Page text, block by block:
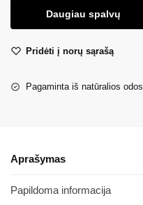
Daugiau spalvų
Pridėti į norų sąrašą
Pagaminta iš natūralios odos
Aprašymas
Papildoma informacija